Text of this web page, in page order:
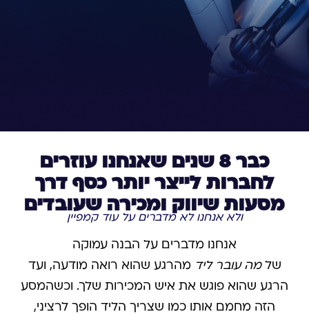
כבר 8 שנים שאנחנו עוזרים
לחברות לייצר יותר כסף דרך
מסעות שיווק ומכירה שעובדים
ולא אנחנו לא מדברים על עוד קמפיין
אנחנו מדברים על הבנה עמוקה
שלמה עובר ליד מהרגע שהוא רואה מודעה, ועד
הרגע שהוא פוגש את איש המכירות שלך. וכשהמסע
הזה מחמם אותו כמו שצריך הליד הופך לרציני,